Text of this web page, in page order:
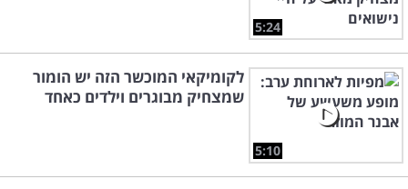
5:24
5:10
לקומיקאי המוכשר הזה יש הומור
שמצחיק מבוגרים וילדים כאחד